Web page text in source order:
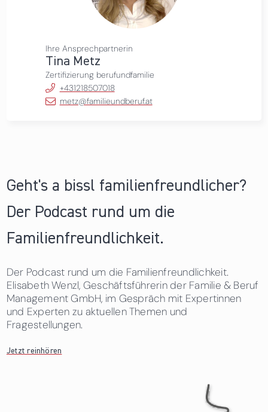
Ihre Ansprechpartnerin
Tina Metz
Zertifizierung berufundfamilie
+431218507018
metz@familieundberuf.at
Geht's a bissl familienfreundlicher?
Der Podcast rund um die
Familienfreundlichkeit.
Der Podcast rund um die Familienfreundlichkeit.
Elisabeth Wenzl, Geschäftsführerin der Familie & Beruf
Management GmbH, im Gespräch mit Expertinnen
und Experten zu aktuellen Themen und
Fragestellungen.
Jetzt reinhören